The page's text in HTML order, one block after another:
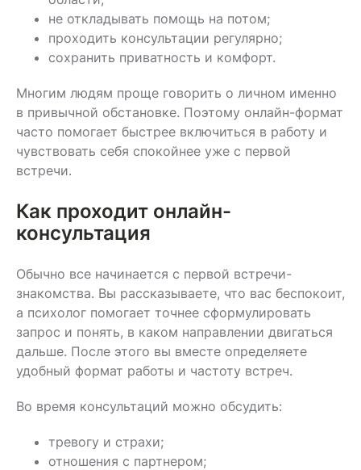
не откладывать помощь на потом;
проходить консультации регулярно;
сохранить приватность и комфорт.
Многим людям проще говорить о личном именно
в привычной обстановке. Поэтому онлайн-формат
часто помогает быстрее включиться в работу и
чувствовать себя спокойнее уже с первой
встречи.
Как проходит онлайн-
консультация
Обычно все начинается с первой встречи-
знакомства. Вы рассказываете, что вас беспокоит,
а психолог помогает точнее сформулировать
запрос и понять, в каком направлении двигаться
дальше. После этого вы вместе определяете
удобный формат работы и частоту встреч.
Во время консультаций можно обсудить:
тревогу и страхи;
отношения с партнером;